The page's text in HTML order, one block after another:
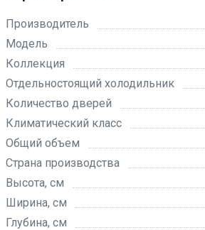
Производитель
Модель
Коллекция
Отдельностоящий холодильник
Количество дверей
Климатический класс
Общий объем
Страна производства
Высота, см
Ширина, см
Глубина, см